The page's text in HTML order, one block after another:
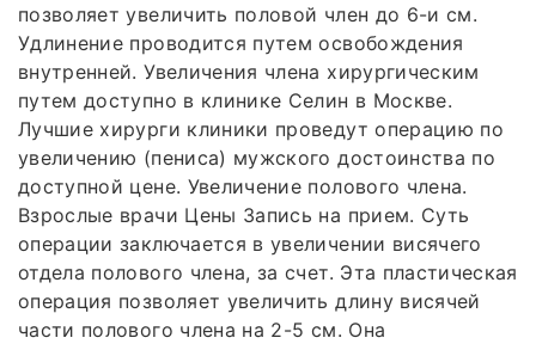
позволяет увеличить половой член до 6-и см.
Удлинение проводится путем освобождения
внутренней. Увеличения члена хирургическим
путем доступно в клинике Селин в Москве.
Лучшие хирурги клиники проведут операцию по
увеличению (пениса) мужского достоинства по
доступной цене. Увеличение полового члена.
Взрослые врачи Цены Запись на прием. Суть
операции заключается в увеличении висячего
отдела полового члена, за счет. Эта пластическая
операция позволяет увеличить длину висячей
части полового члена на 2-5 см. Она